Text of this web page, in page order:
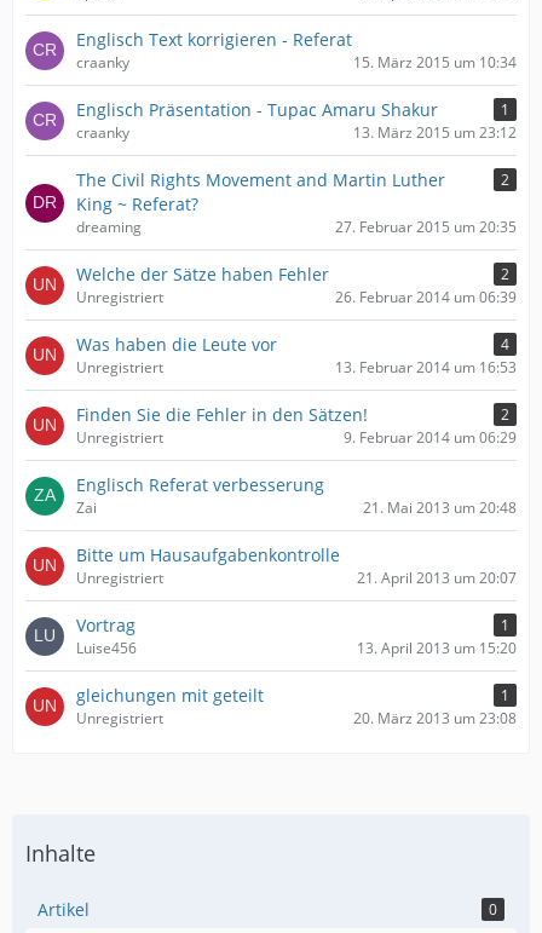
Englisch Text korrigieren - Referat
craanky 15. März 2015 um 10:34
Englisch Präsentation - Tupac Amaru Shakur
1
craanky
13. März 2015 um 23:12
The Civil Rights Movement and Martin Luther
King ~ Referat?
2
dreaming 27. Februar 2015 um 20:35
Welche der Sätze haben Fehler
2
Unregistriert
26. Februar 2014 um 06:39
Was haben die Leute vor
4
Unregistriert
13. Februar 2014 um 16:53
Finden Sie die Fehler in den Sätzen!
2
Unregistriert
9. Februar 2014 um 06:29
Englisch Referat verbesserung
Zai 21. Mai 2013 um 20:48
Bitte um Hausaufgabenkontrolle
Unregistriert 21. April 2013 um 20:07
Vortrag
1
Luise456
13. April 2013 um 15:20
gleichungen mit geteilt
1
Unregistriert
20. März 2013 um 23:08
Inhalte
Artikel 0